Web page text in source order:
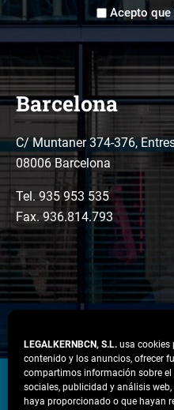
LEGALKERNBCN, S.L. usa cookies
contenido y los anuncios, ofrecer
compartimos información sobre el
sociales, publicidad y análisis
haya proporcionado o que hayan
*
Aceptación
tratamiento
de
*
Acepto
Barcelona
C/ Muntaner 374-376,
08006 Barcelona
Tel. 935 953 535
Fax. 936.814.793
LinkedIn
Instagram
Facebook